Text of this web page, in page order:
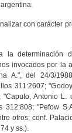
con carácter
la determinación
invocados por la
A.", del 24/3/
311:2607;
"Caputo, Antonio
312:808; "Pefow
otros; conf.
y ss.).